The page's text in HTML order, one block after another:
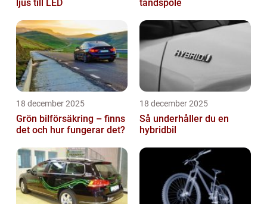
ljus till LED tändspole
18 december 2025
Grön bilförsäkring – finns
det och hur fungerar det?
18 december 2025
Så underhåller du en
hybridbil